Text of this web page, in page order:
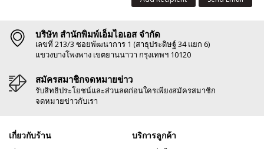
บริษัท สำนักพิมพ์เอ็มไอเอส จำกัด
เลขที่ 213/3 ซอยพัฒนาการ 1 (สาธุประดิษฐ์ 34 แยก 6)
แขวงบางโพงพาง เขตยานนาวา กรุงเทพฯ 10120
สมัครสมาชิกจดหมายข่าว
รับสิทธิประโยชน์และส่วนลดก่อนใครเพียงสมัครสมาชิก
จดหมายข่าวกับเรา
เกี่ยวกับร้าน บริการลูกค้า